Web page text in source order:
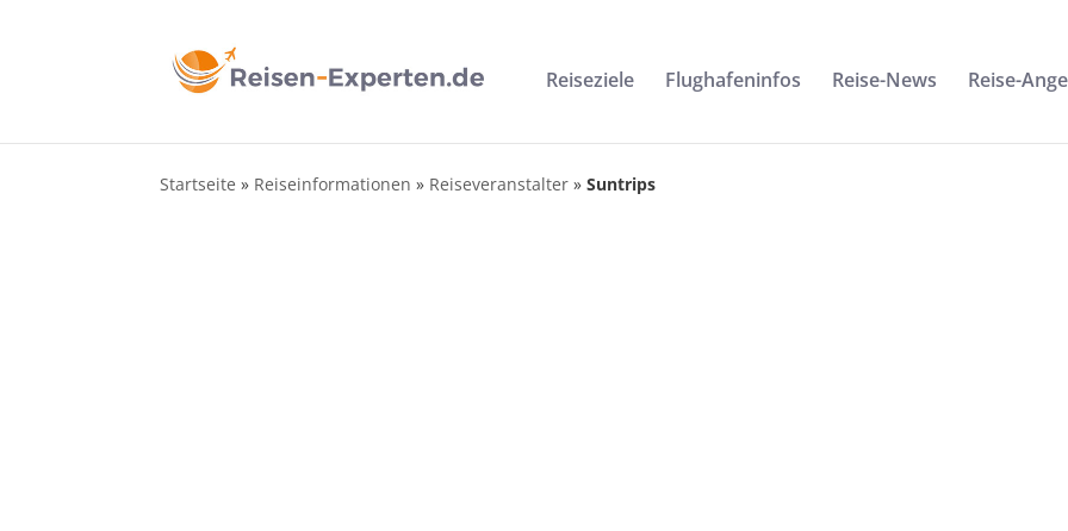
Reiseziele Flughafeninfos Reise-News Reise-
Startseite » Reiseinformationen » Reiseveranstalter »Suntrips